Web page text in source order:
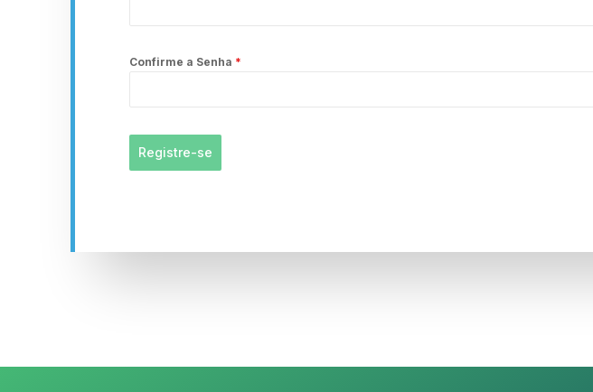
Confirme a Senha *
Registre-se